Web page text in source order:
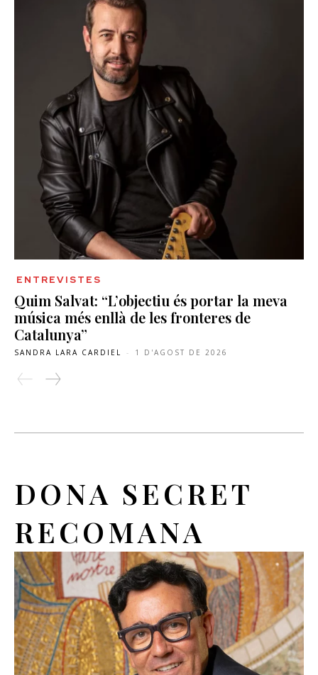
ENTREVISTES
Quim Salvat: “L’objectiu és portar la meva
música més enllà de les fronteres de
Catalunya”
SANDRA LARA CARDIEL - 1 D'AGOST DE 2026
DONA SECRET
RECOMANA